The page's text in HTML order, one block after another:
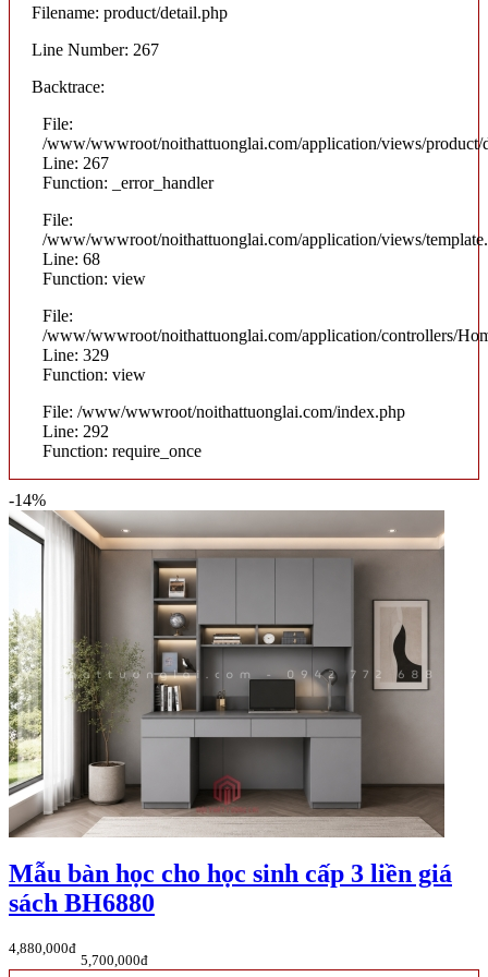
Filename: product/detail.php
Line Number: 267
Backtrace:
File:
/www/wwwroot/noithattuonglai.com/application/views/product/
Line: 267
Function: _error_handler
File:
/www/wwwroot/noithattuonglai.com/application/views/
Line: 68
Function: view
File:
/www/wwwroot/noithattuonglai.com/application/controllers/
Line: 329
Function: view
File: /www/wwwroot/noithattuonglai.com/index.php
Line: 292
Function: require_once
-14%
Mẫu bàn học cho học sinh cấp 3 liền giá
sách BH6880
4,880,000đ
5,700,000đ